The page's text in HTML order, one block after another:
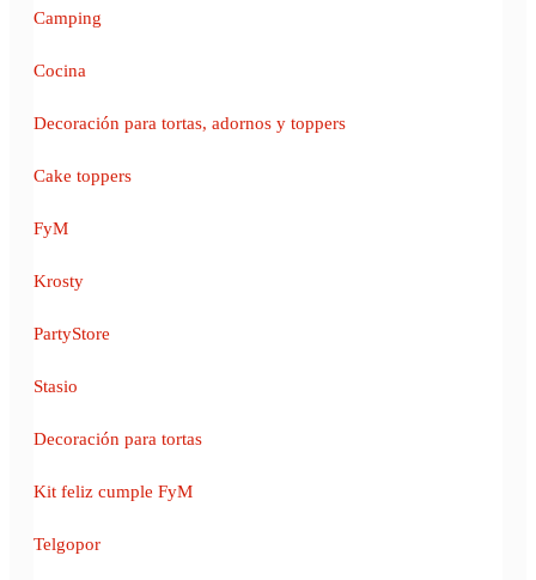
Camping
Cocina
Decoración para tortas, adornos y toppers
Cake toppers
FyM
Krosty
PartyStore
Stasio
Decoración para tortas
Kit feliz cumple FyM
Telgopor